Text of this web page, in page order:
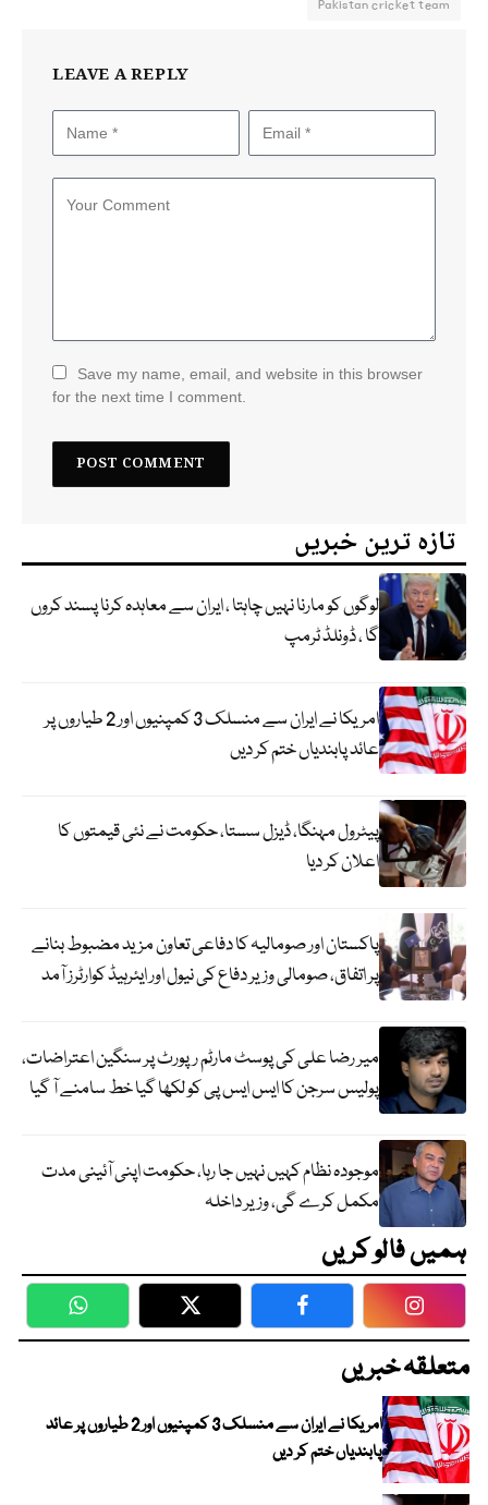
Pakistan cricket team
LEAVE A REPLY
Save my name, email, and website in this browser
for the next time I comment.
تازہ ترین خبریں
لوگوں کو مارنا نہیں چاہتا ، ایران سے معاہدہ کرنا پسند کروں
گا ، ڈونلڈ ٹرمپ
امریکا نے ایران سے منسلک 3 کمپنیوں اور 2 طیاروں پر
عائد پابندیاں ختم کر دیں
پیٹرول مہنگا، ڈیزل سستا، حکومت نے نئی قیمتوں کا
اعلان کر دیا
پاکستان اور صومالیہ کا دفاعی تعاون مزید مضبوط بنانے
پر اتفاق، صومالی وزیر دفاع کی نیول اور ایئرہیڈ کوارٹرز آمد
میر رضا علی کی پوسٹ مارٹم رپورٹ پر سنگین اعتراضات،
پولیس سرجن کا ایس ایس پی کو لکھا گیا خط سامنے آ گیا
موجودہ نظام کہیں نہیں جا رہا، حکومت اپنی آئینی مدت
مکمل کرے گی، وزیر داخلہ
ہمیں فالو کریں
WhatsApp Twitter Facebook
متعلقہ خبریں
امریکا نے ایران سے منسلک 3 کمپنیوں اور 2 طیاروں پر عائد
پابندیاں ختم کر دیں